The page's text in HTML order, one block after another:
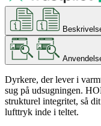
Dyrkere, der lever i
sug på udsugningen.
strukturel integritet, så
lufttryk inde i teltet.